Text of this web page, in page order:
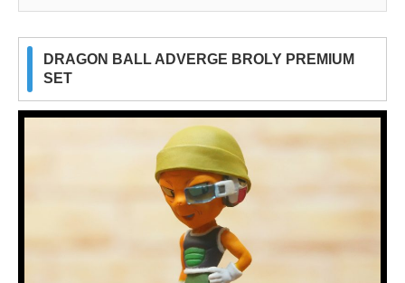
DRAGON BALL ADVERGE BROLY PREMIUM
SET